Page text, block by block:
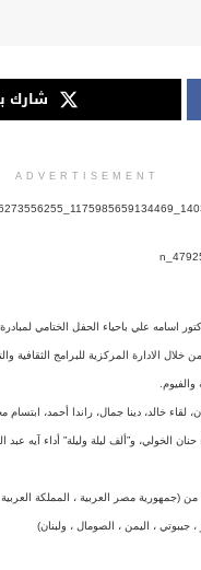
شارك
ADVERTISEMENT
اسامه علي باحياء الحفل الختامي
خلال الادارة المركزية للبرامج الثقافية
لقاء خالد، دينا جمال، راندا أحمد،
الخولي، و”ألف ليلة وليلة” أداء آيه
(جمهورية مصر العربية ، المملكة
جيبوتي ، اليمن ، الصومال ، ولبنان)